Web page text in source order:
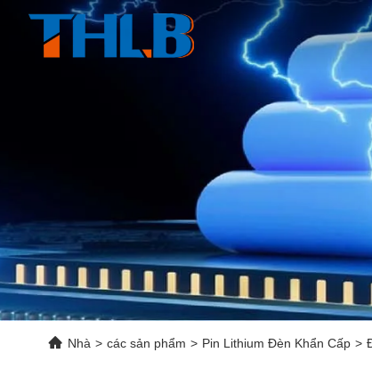
Nhà > các sản phẩm > Pin Lithium Đèn Khẩn Cấp >